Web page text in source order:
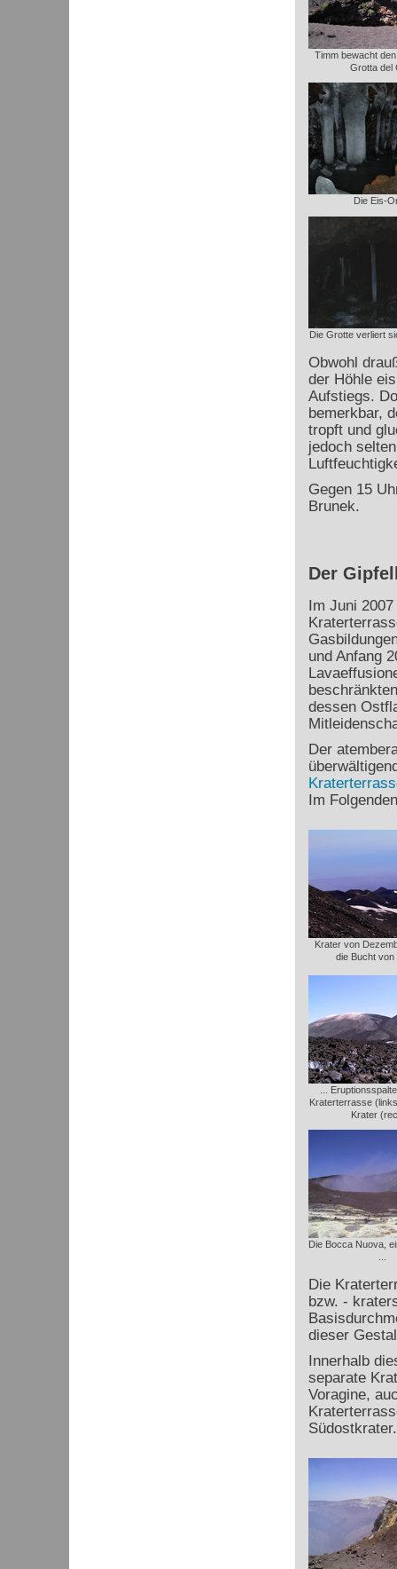
Timm bewacht
Grotta del
Die Eis-
Die Grotte verliert
Obwohl
der Höhle
Aufstiegs.
bemerkbar,
tropft und
jedoch
Gegen 15
Brunek.
Der
Im Juni
und Anfang
dessen
Der
Im
Krater von
die Bucht von
...
Kraterterrasse
Krater
Die Bocca Nuova,
Die
bzw. -
dieser
Innerhalb
separate
Voragine,
Südostkrater.